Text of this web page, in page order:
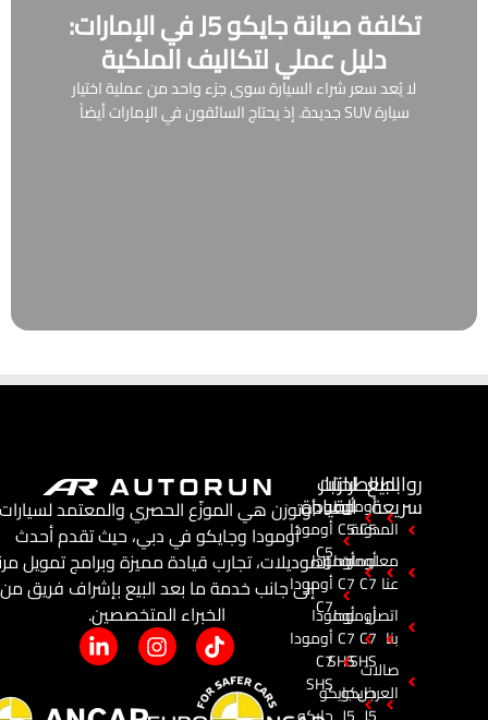
تكلفة صيانة جايكو J5 في الإمارات:
دليل عملي لتكاليف الملكية
لا يُعد سعر شراء السيارة سوى جزء واحد من عملية اختيار
سيارة SUV جديدة. إذ يحتاج السائقون في الإمارات أيضاً
أوتورَن هي الموزّع الحصري والمعتمد
أومودا وجايكو في دبي، حيث تقدم أحدث
الموديلات، تجارب قيادة مميزة وبرامج تمويل
إلى جانب خدمة ما بعد البيع بإشراف فريق من
الخبراء المتخصصين.
روابط
سريعة
المدونة
معلومات
عنا
اتصل
بنا
صالات
العرض
البيع
أومودا
C5
أومودا
C7
أومودا
C7
SHS
جايكو
الطرازات
أومودا
C5
أومودا
C7
أومودا
C7
SHS
جايكو
اختبار
القيادة
أومودا
C5
أومودا
C7
أومودا
C7
SHS